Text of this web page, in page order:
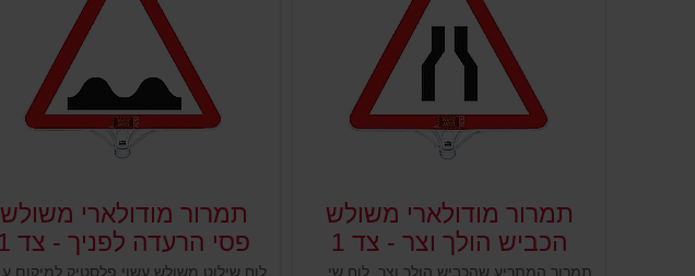
תמרור מודולארי משולש
הכביש הולך וצר - צד 1
תמרור מודולארי משולש
פסי הרעדה לפניך - צד 1